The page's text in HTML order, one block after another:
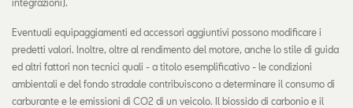
integrazioni).
Eventuali equipaggiamenti ed accessori aggiuntivi possono modificare i
predetti valori. Inoltre, oltre al rendimento del motore, anche lo stile di guida
ed altri fattori non tecnici quali - a titolo esemplificativo - le condizioni
ambientali e del fondo stradale contribuiscono a determinare il consumo di
carburante e le emissioni di CO2 di un veicolo. Il biossido di carbonio e il